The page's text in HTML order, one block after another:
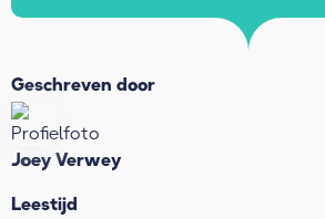
Geschreven door
Joey Verwey
Leestijd